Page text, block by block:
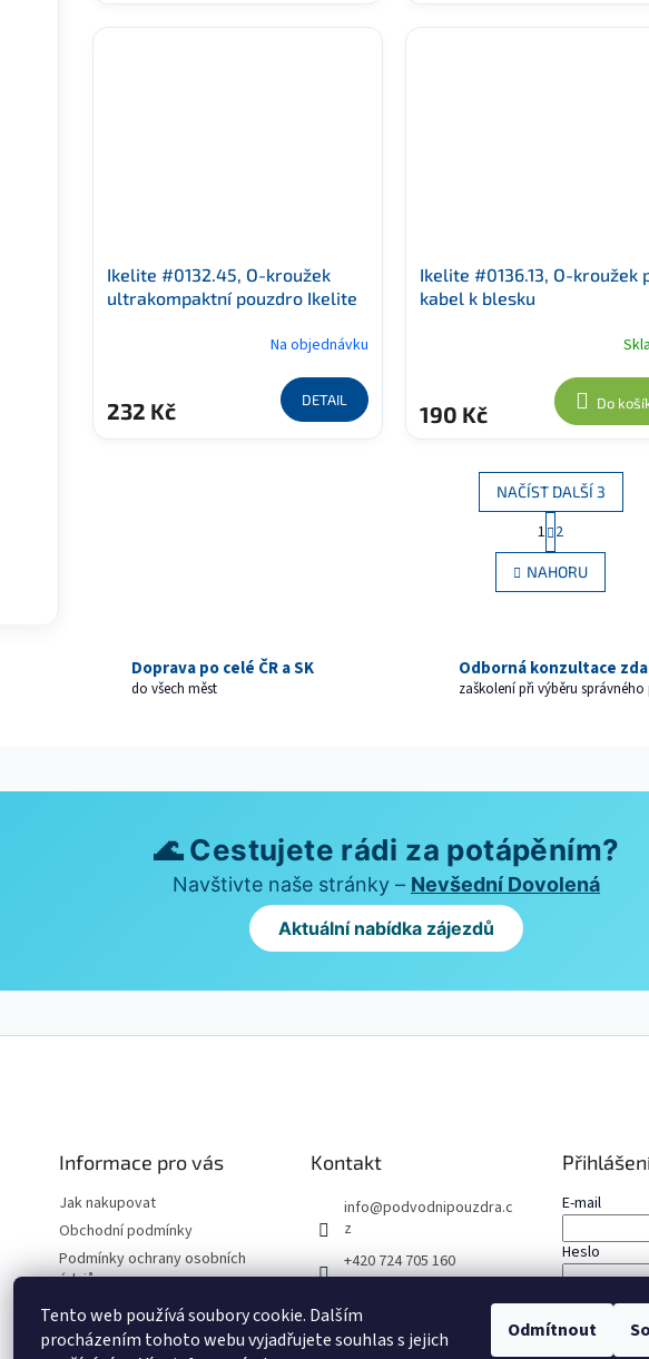
Tento web používá soubory cookie. Dalším
procházením tohoto webu vyjadřujete souhlas s jejich
Odmítnout
Ikelite #0132.45, O-kroužek
ultrakompaktní pouzdro Ikelite
Na objednávku
232 Kč DETAIL
Ikelite #0136.13, O-kroužek
kabel k blesku
190 Kč Do
O
v
l
c
í
y
p
i
s
NAČÍST DALŠÍ 3
t
r
á
n
á
n
1 2
NAHORU
Doprava po celé ČR a SK
do všech měst
Odborná konzultace
zaškolení při výběru
🌊 Cestujete rádi za potápěním?
Navštivte naše stránky – Nevšední Dovolená
Aktuální nabídka zájezdů
Informace pro vás
Jak nakupovat
Obchodní podmínky
Podmínky ochrany osobních
údajů
Kontakt
info@podvodnipouzdra.c
z
+420 724 705 160
E-mail
Heslo
Nová